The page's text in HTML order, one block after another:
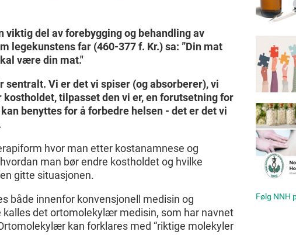
del av forebygging og behandling av
legekunstens far (460-377 f. Kr.) sa: ”Din mat
være din mat."
Vi er det vi spiser (og absorberer), vi
tilpasset den vi er, en forutsetning for
benyttes for å forbedre helsen - det er det vi
hvor man etter kostanamnese og
man bør endre kostholdet og hvilke
gitte situasjonen.
både innenfor konvensjonell medisin og
det ortomolekylær medisin, som har navnet
kan forklares med “riktige molekyler
Følg NNH